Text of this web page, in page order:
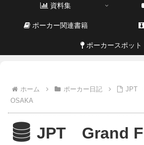
資料集
ポーカー関連書籍
ポーカースポット
ホーム ポーカー日記
JPT
OSAKA
JPT Grand